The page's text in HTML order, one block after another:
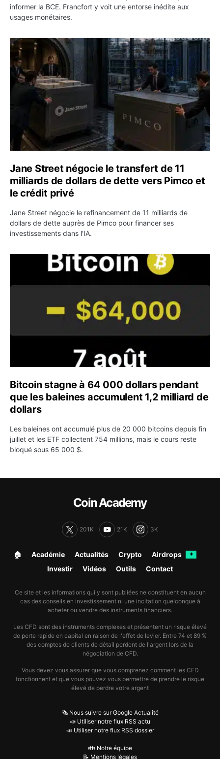
informer la BCE. Francfort y voit une entorse inédite aux
usages monétaires.
Jane Street négocie le transfert de 11 milliards de
Jane Street négocie le transfert de 11
milliards de dollars de dette vers Pimco et
le crédit privé
Jane Street négocie le refinancement de 11 milliards de
dollars de dette auprès de Pimco pour financer ses
investissements dans l'IA.
Bitcoin stagne à 64 000 dollars pendant que les
Bitcoin stagne à 64 000 dollars pendant
que les baleines accumulent 1,2 milliard de
dollars
Les baleines ont accumulé plus de 20 000 bitcoins depuis fin
juillet et les ETF collectent 754 millions, mais le cours reste
bloqué sous 65 000 $.
Coin Academy
201K 21K 3K
🏠︎ Académie Actualités Crypto Airdrops ✦
Investir Vidéos Outils Contact
Ce site et les informations qui y sont publiées ne constituent en aucun
cas des conseils en investissement ni une incitation quelconque à
acheter ou vendre des instruments financiers.
Les CFD sont des instruments complexes et présentent un risque élevé
de perte rapide en capital en raison de l'effet de levier. Entre 74 et 89 %
des comptes de clients de détail perdent de l'argent lors de la
négociation de CFD.
Vous devez vous assurer que vous comprenez comment les CFD
fonctionnent et que vous pouvez vous permettre de prendre le risque
élevé de perdre votre argent
🗞️ Nous suivre sur Google Actualité
📣 Utiliser notre flux RSS actu
📣 Utiliser notre flux RSS dossier
👪 Notre équipe
📝 Mentions légales